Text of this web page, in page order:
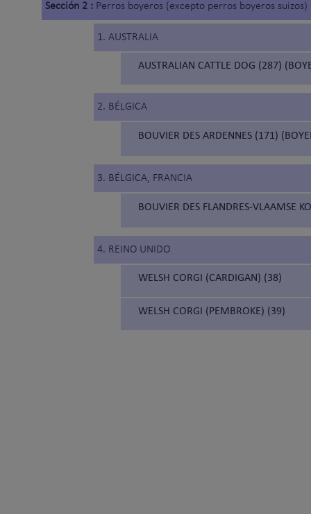
Sección 2 : Perros boyeros (excepto perros boyeros suizos)
1. AUSTRALIA
AUSTRALIAN CATTLE DOG (287)
2. BÉLGICA
BOUVIER DES ARDENNES (171)
3. BÉLGICA, FRANCIA
BOUVIER DES FLANDRES-VLAAMSE
4. REINO UNIDO
WELSH CORGI (CARDIGAN) (38)
WELSH CORGI (PEMBROKE) (39)